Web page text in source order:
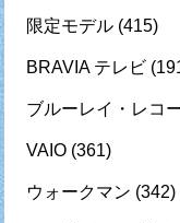
限定モデル (415)
BRAVIA テレビ
ブルーレイ・レコ
VAIO (361)
ウォークマン (342)